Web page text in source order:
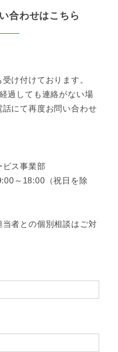
合わせはこちら
け付けております。
過しても連絡がない場
にて再度お問い合わせ
ビス事業部
～18:00（祝日を除
当者との個別相談はご対